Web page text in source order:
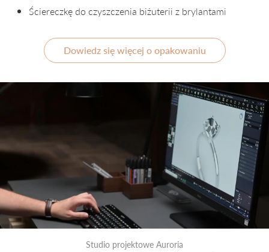
Ściereczkę do czyszczenia biżuterii z brylantami
Dowiedz się więcej o opakowaniu
Studio projektowe Auroria